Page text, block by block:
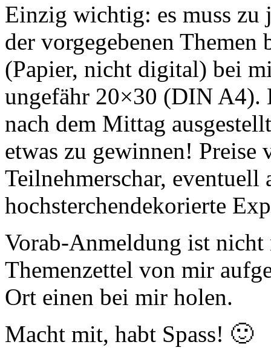
Einzig wichtig: es muss zu
der vorgegebenen
(Papier, nicht digital) bei
ungefähr 20×30 (DIN A4).
nach dem Mittag
etwas zu gewinnen!
Teilnehmerschar,
hochsterchendekorierte
Vorab-Anmeldung ist
Themenzettel von mir
Ort einen bei mir holen.
Macht mit, habt Spass! 🙂